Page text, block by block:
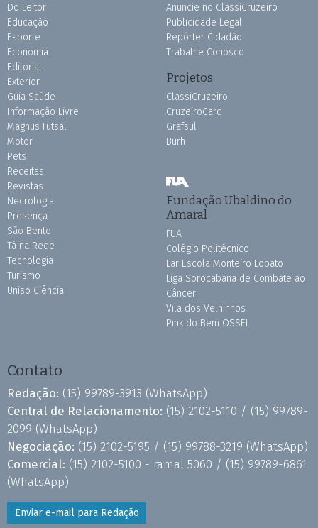
Do Leitor
Educação
Esporte
Economia
Editorial
Exterior
Guia Saúde
Informação Livre
Magnus Futsal
Motor
Pets
Receitas
Revistas
Necrologia
Presença
São Bento
Tá na Rede
Tecnologia
Turismo
Uniso Ciência
Anuncie no ClassiCruzeiro
Publicidade Legal
Repórter Cidadão
Trabalhe Conosco
Projetos
ClassiCruzeiro
CruzeiroCard
Grafsul
Burh
Fundação Ubaldino do
Amaral
FUA
Colégio Politécnico
Lar Escola Monteiro Lobato
Liga Sorocabana de Combate ao
Câncer
Vila dos Velhinhos
Pink do Bem OSSEL
Contato
Redação: (15) 99789-3913 (WhatsApp)
Central de Relacionamento: (15) 2102-5110 / (15) 99789-
2099 (WhatsApp)
Negociação: (15) 2102-5195 / (15) 99788-3219 (WhatsApp)
Comercial: (15) 2102-5100 - ramal 5060 / (15) 99789-6861
(WhatsApp)
Enviar e-mail para Redação